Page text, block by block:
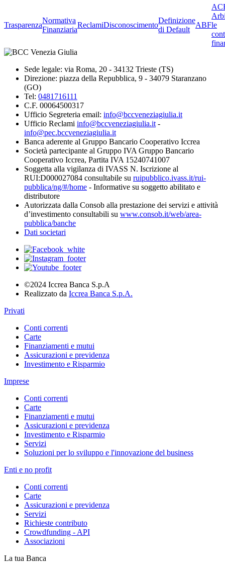
Trasparenza
Normativa
Finanziaria
ReclamiDisconoscimento
Definizione
di Default
ABFle
Sede legale: via Roma, 20 - 34132 Trieste (TS)
Direzione: piazza della Repubblica, 9 - 34079 Staranzano
(GO)
Tel: 0481716111
C.F. 00064500317
Ufficio Segreteria email: info@bccveneziagiulia.it
Ufficio Reclami info@bccveneziagiulia.it -
info@pec.bccveneziagiulia.it
Banca aderente al Gruppo Bancario Cooperativo Iccrea
Società partecipante al Gruppo IVA Gruppo Bancario
Cooperativo Iccrea, Partita IVA 15240741007
Soggetta alla vigilanza di IVASS N. Iscrizione al
RUI:D000027084 consultabile su ruipubblico.ivass.it/rui-
pubblica/ng/#/home - Informative su soggetto abilitato e
distributore
Autorizzata dalla Consob alla prestazione dei servizi e attività
d’investimento consultabili su www.consob.it/web/area-
pubblica/banche
Dati societari
©2024 Iccrea Banca S.p.A
Realizzato da Iccrea Banca S.p.A.
Privati
Conti correnti
Carte
Finanziamenti e mutui
Assicurazioni e previdenza
Investimento e Risparmio
Imprese
Conti correnti
Carte
Finanziamenti e mutui
Assicurazioni e previdenza
Investimento e Risparmio
Servizi
Soluzioni per lo sviluppo e l'innovazione del business
Enti e no profit
Conti correnti
Carte
Assicurazioni e previdenza
Servizi
Richieste contributo
Crowdfunding - API
Associazioni
La tua Banca